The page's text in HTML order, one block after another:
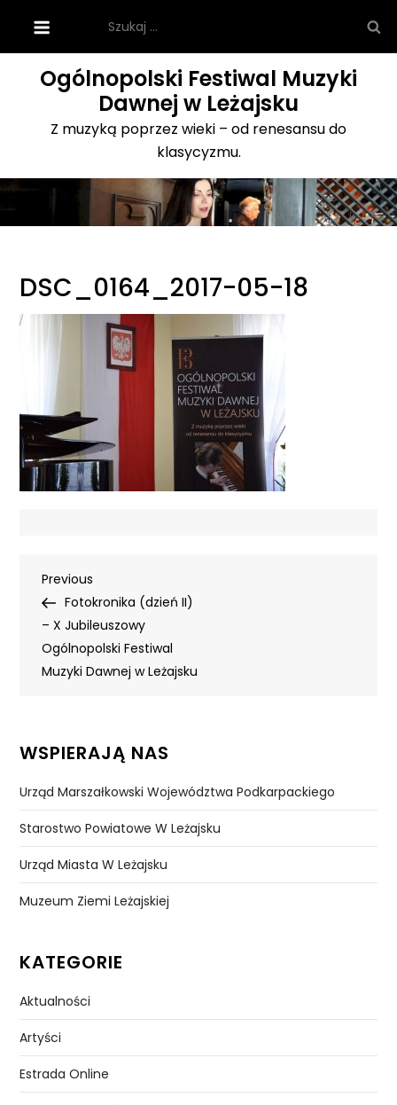
content
Ogólnopolski Festiwal Muzyki
Dawnej w Leżajsku
Z muzyką poprzez wieki – od renesansu do
klasycyzmu.
DSC_0164_2017-05-18
Nawigacja
wpisu
Previous
Post
Previous
Fotokronika (dzień II)
– X Jubileuszowy
Ogólnopolski Festiwal
Muzyki Dawnej w Leżajsku
WSPIERAJĄ NAS
Urząd Marszałkowski Województwa Podkarpackiego
Starostwo Powiatowe W Leżajsku
Urząd Miasta W Leżajsku
Muzeum Ziemi Leżajskiej
KATEGORIE
Aktualności
Artyści
Estrada Online